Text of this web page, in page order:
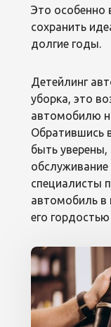
Это особенно
сохранить
долгие годы.
Детейлинг
уборка, это
автомобилю
Обратившись
быть
специалисты
автомобиль в
его